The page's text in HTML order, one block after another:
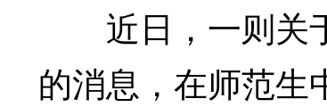
近日，一则关于
的消息，在师范生